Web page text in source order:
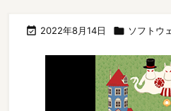
 2022年8月14日  ソフトウ